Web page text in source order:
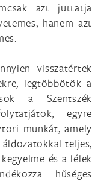
azt juttatja
hanem azt
visszatértek
legtöbbötök a
a Szentszék
egyre
munkát, amely
áldozatokkal teljes,
és a lélek
hűséges